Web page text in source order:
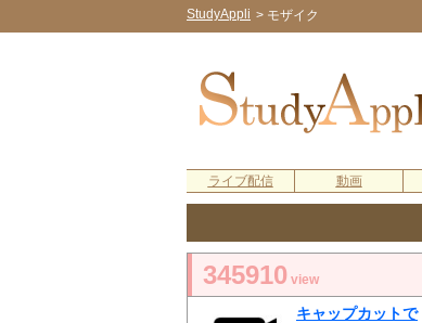
StudyAppli > モザイク
ライブ配信 動画
345910 view
キャップカットで